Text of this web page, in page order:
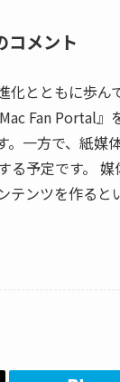
コメント
とともに歩
Fan Portal
。一方で、紙
る予定です。
テンツを作る